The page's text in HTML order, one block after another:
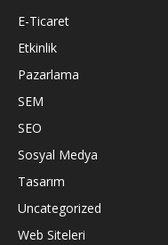
E-Ticaret
Etkinlik
Pazarlama
SEM
SEO
Sosyal Medya
Tasarım
Uncategorized
Web Siteleri